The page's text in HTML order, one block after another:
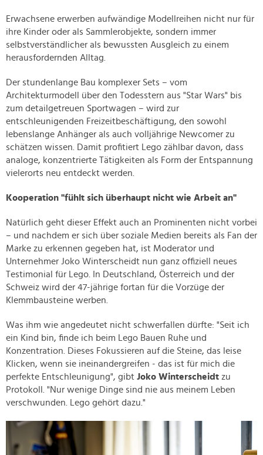
Erwachsene erwerben aufwändige Modellreihen nicht nur für
ihre Kinder oder als Sammlerobjekte, sondern immer
selbstverständlicher als bewussten Ausgleich zu einem
herausfordernden Alltag.
Der stundenlange Bau komplexer Sets – vom
Architekturmodell über den Todesstern aus "Star Wars" bis
zum detailgetreuen Sportwagen – wird zur
entschleunigenden Freizeitbeschäftigung, den sowohl
lebenslange Anhänger als auch volljährige Newcomer zu
schätzen wissen. Damit profitiert Lego zählbar davon, dass
analoge, konzentrierte Tätigkeiten als Form der Entspannung
vielerorts neu entdeckt werden.
Kooperation "fühlt sich überhaupt nicht wie Arbeit an"
Natürlich geht dieser Effekt auch an Prominenten nicht vorbei
– und nachdem er sich über soziale Medien bereits als Fan der
Marke zu erkennen gegeben hat, ist Moderator und
Unternehmer Joko Winterscheidt nun ganz offiziell neues
Testimonial für Lego. In Deutschland, Österreich und der
Schweiz wird der 47-jährige fortan für die Vorzüge der
Klemmbausteine werben.
Was ihm wie angedeutet nicht schwerfallen dürfte: "Seit ich
ein Kind bin, finde ich beim Lego Bauen Ruhe und
Konzentration. Dieses Fokussieren auf die Steine, das leise
Klicken, wenn sie ineinandergreifen - das ist für mich die
perfekte Entschleunigung", gibt Joko Winterscheidt zu
Protokoll. "Nur wenige Dinge sind nie aus meinem Leben
verschwunden. Lego gehört dazu."